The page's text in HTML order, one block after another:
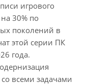
игрового
30% по
поколений в
этой серии ПК
года.
всеми задачами